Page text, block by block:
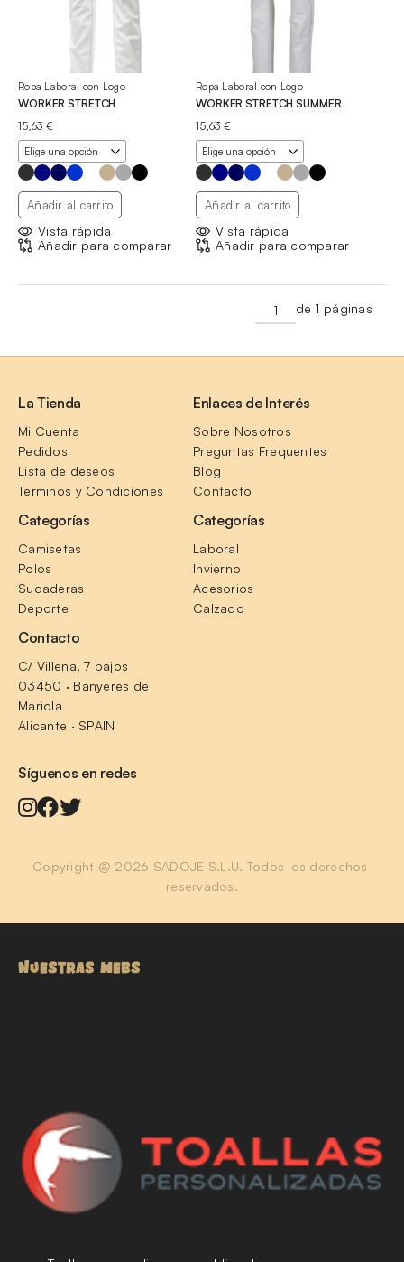
Ropa Laboral con Logo
WORKER STRETCH
15,63 €
Añadir al carrito
Vista rápida
Añadir para comparar
Ropa Laboral con Logo
WORKER STRETCH SUMMER
15,63 €
Añadir al carrito
Vista rápida
Añadir para comparar
de 1 páginas
La Tienda
Mi Cuenta
Pedidos
Lista de deseos
Terminos y Condiciones
Enlaces de Interés
Sobre Nosotros
Preguntas Frequentes
Blog
Contacto
Categorías
Camisetas
Polos
Sudaderas
Deporte
Categorías
Laboral
Invierno
Acesorios
Calzado
Contacto
C/ Villena, 7 bajos
03450 · Banyeres de
Mariola
Alicante · SPAIN
Síguenos en redes
Copyright @ 2026 SADOJE S.L.U. Todos los derechos
reservados.
NUESTRAS WEBS